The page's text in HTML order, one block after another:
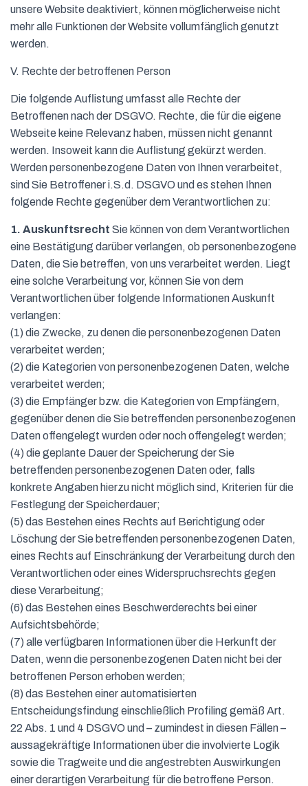
unsere Website deaktiviert, können möglicherweise nicht
mehr alle Funktionen der Website vollumfänglich genutzt
werden.
V. Rechte der betroffenen Person
Die folgende Auflistung umfasst alle Rechte der
Betroffenen nach der DSGVO. Rechte, die für die eigene
Webseite keine Relevanz haben, müssen nicht genannt
werden. Insoweit kann die Auflistung gekürzt werden.
Werden personenbezogene Daten von Ihnen verarbeitet,
sind Sie Betroffener i.S.d. DSGVO und es stehen Ihnen
folgende Rechte gegenüber dem Verantwortlichen zu:
1. Auskunftsrecht Sie können von dem Verantwortlichen
eine Bestätigung darüber verlangen, ob personenbezogene
Daten, die Sie betreffen, von uns verarbeitet werden. Liegt
eine solche Verarbeitung vor, können Sie von dem
Verantwortlichen über folgende Informationen Auskunft
verlangen:
(1) die Zwecke, zu denen die personenbezogenen Daten
verarbeitet werden;
(2) die Kategorien von personenbezogenen Daten, welche
verarbeitet werden;
(3) die Empfänger bzw. die Kategorien von Empfängern,
gegenüber denen die Sie betreffenden personenbezogenen
Daten offengelegt wurden oder noch offengelegt werden;
(4) die geplante Dauer der Speicherung der Sie
betreffenden personenbezogenen Daten oder, falls
konkrete Angaben hierzu nicht möglich sind, Kriterien für die
Festlegung der Speicherdauer;
(5) das Bestehen eines Rechts auf Berichtigung oder
Löschung der Sie betreffenden personenbezogenen Daten,
eines Rechts auf Einschränkung der Verarbeitung durch den
Verantwortlichen oder eines Widerspruchsrechts gegen
diese Verarbeitung;
(6) das Bestehen eines Beschwerderechts bei einer
Aufsichtsbehörde;
(7) alle verfügbaren Informationen über die Herkunft der
Daten, wenn die personenbezogenen Daten nicht bei der
betroffenen Person erhoben werden;
(8) das Bestehen einer automatisierten
Entscheidungsfindung einschließlich Profiling gemäß Art.
22 Abs. 1 und 4 DSGVO und – zumindest in diesen Fällen –
aussagekräftige Informationen über die involvierte Logik
sowie die Tragweite und die angestrebten Auswirkungen
einer derartigen Verarbeitung für die betroffene Person.